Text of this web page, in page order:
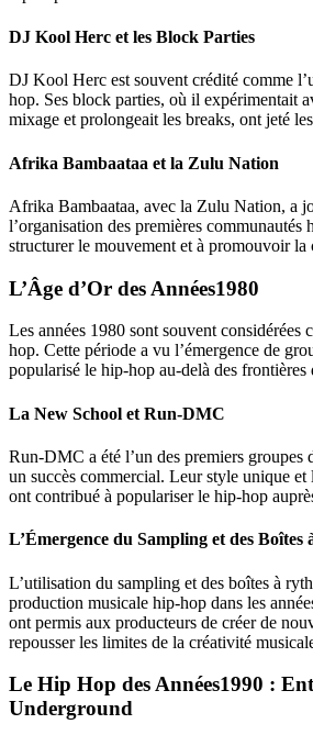
DJ Kool Herc et les Block Parties
DJ Kool Herc est souvent crédité comme
hop. Ses block parties, où il expérimentait
mixage et prolongeait les breaks, ont jeté
Afrika Bambaataa et la Zulu Nation
Afrika Bambaataa, avec la Zulu Nation, a
l’organisation des premières
structurer le mouvement et à promouvoir la
L’Âge d’Or des Années1980
Les années 1980 sont souvent considérées
hop. Cette période a vu l’émergence de
popularisé le hip-hop au-delà des
La New School et Run-DMC
Run-DMC a été l’un des premiers groupes
un succès commercial. Leur style unique et
ont contribué à populariser le hip-hop
L’Émergence du Sampling et des Boîtes
L’utilisation du sampling et des boîtes à
production musicale hip-hop dans les
ont permis aux producteurs de créer de
repousser les limites de la créativité
Le Hip Hop des Années1990 :
Underground